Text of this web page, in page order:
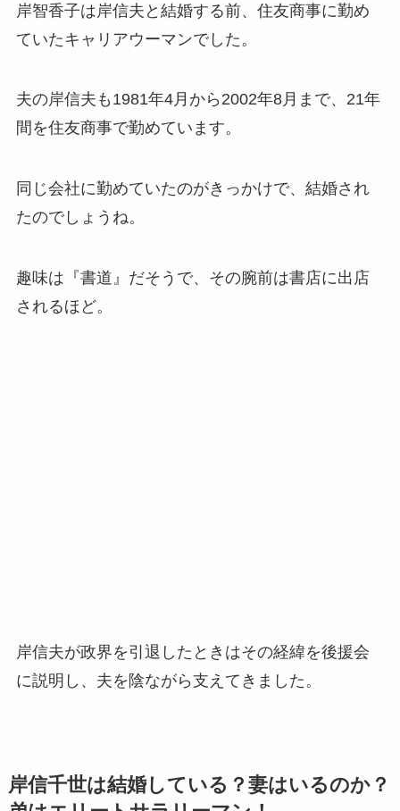
岸智香子は岸信夫と結婚する前、 住友商事に勤め
ていたキャリアウーマンでした。
夫の岸信夫も1981年4月から2002年8月まで、21年
間を住友商事で勤めています。
同じ会社に勤めていたのがきっかけで、結婚され
たのでしょうね。
趣味は『書道』だそうで、その腕前は書店に出店
されるほど。
岸信夫が政界を引退したときはその経緯を後援会
に説明し、夫を陰ながら支えてきました。
岸信千世は結婚している？妻はいるのか？